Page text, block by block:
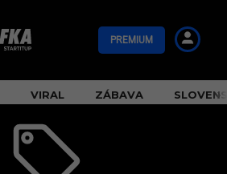
PREMIUM
VIRAL ZÁBAVA